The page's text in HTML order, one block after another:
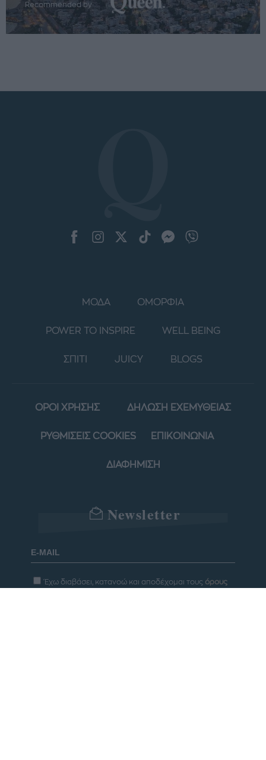
Recommended by
ΜΟΔΑ ΟΜΟΡΦΙΑ
POWER TO INSPIRE WELL BEING
ΣΠΙΤΙ JUICY BLOGS
ΟΡΟΙ ΧΡΗΣΗΣ ΔΗΛΩΣΗ ΕΧΕΜΥΘΕΙΑΣ
ΡΥΘΜΙΣΕΙΣ COOKIES ΕΠΙΚΟΙΝΩΝΙΑ
ΔΙΑΦΗΜΙΣΗ
Newsletter
Έχω διαβάσει, κατανοώ και αποδέχομαι τους όρους